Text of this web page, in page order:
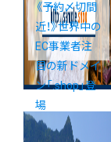
《予約〆切間
近！》世界中の
EC事業者注
目の新ドメイ
ン「.shop」登
場